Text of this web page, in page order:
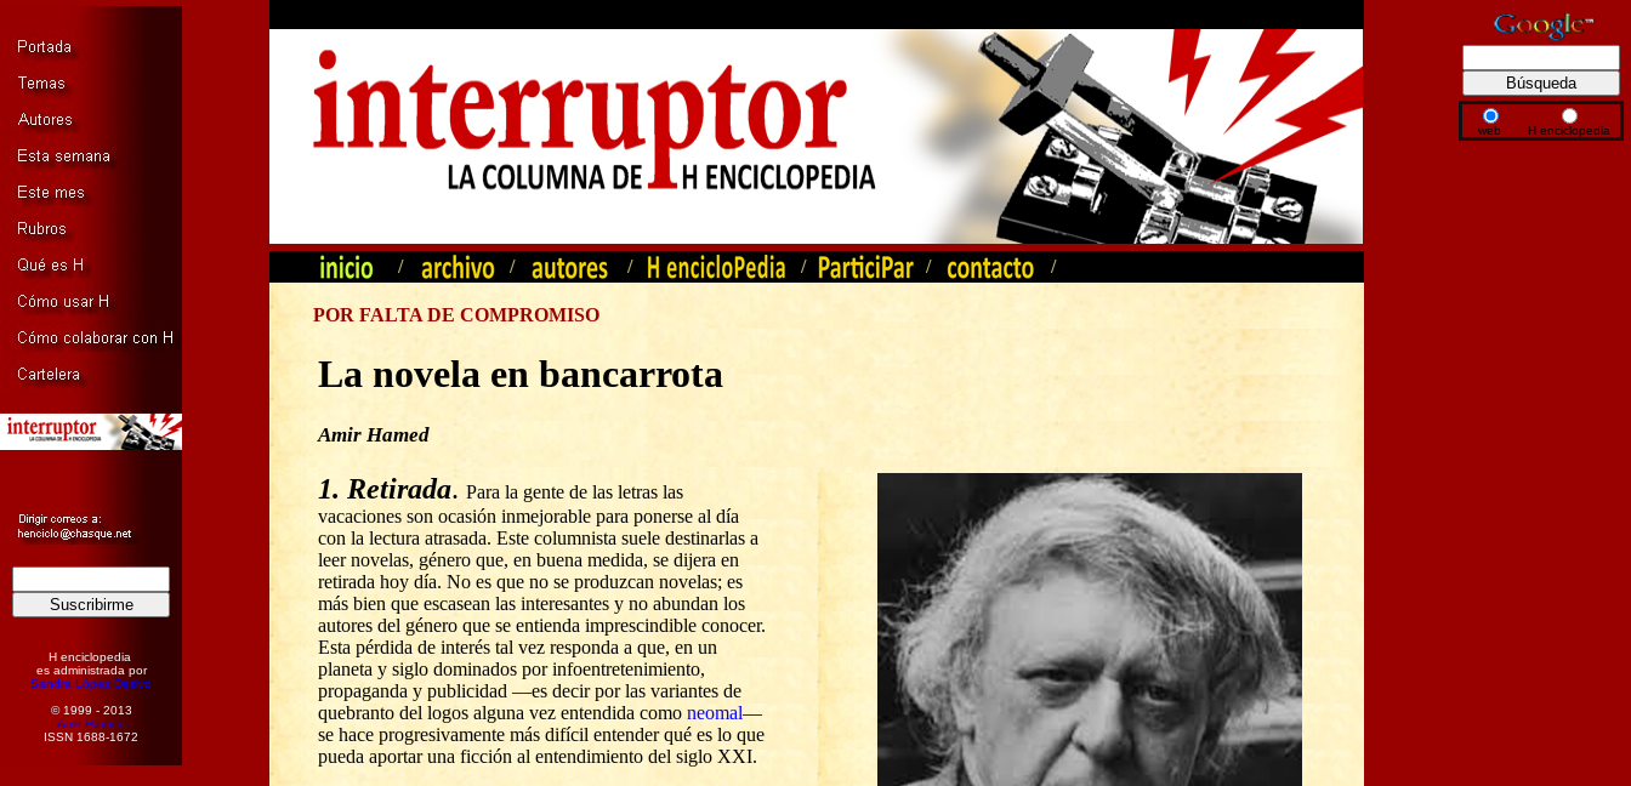
H enciclopedia
es administrada por
Sandra López Desivo
© 1999 - 2013
Amir Hamed
ISSN 1688-1672
/ / / / / /
POR FALTA DE COMPROMISO
La novela en bancarrota
Amir Hamed
1. Retirada. Para la gente de las letras las
vacaciones son ocasión inmejorable para ponerse al día
con la lectura atrasada. Este columnista suele destinarlas a
leer novelas, género que, en buena medida, se dijera en
retirada hoy día. No es que no se produzcan novelas; es
más bien que escasean las interesantes y no abundan los
autores del género que se entienda imprescindible conocer.
Esta pérdida de interés tal vez responda a que, en un
planeta y siglo dominados por infoentretenimiento,
propaganda y publicidad —es decir por las variantes de
quebranto del logos alguna vez entendida como neomal—
se hace progresivamente más difícil entender qué es lo que
pueda aportar una ficción al entendimiento del siglo XXI.
web H enciclopedia